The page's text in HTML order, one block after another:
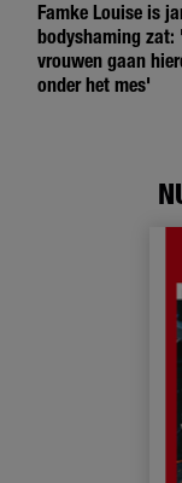
Famke Louise is
bodyshaming zat:
vrouwen gaan
onder het mes'